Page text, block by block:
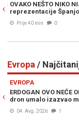
OVAKO NEŠTO NIKO
reprezentacije
Prije 40 min
Evropa /
EVROPA
ERDOGAN OVO
dron umalo izazvao
04. Avg. 2026